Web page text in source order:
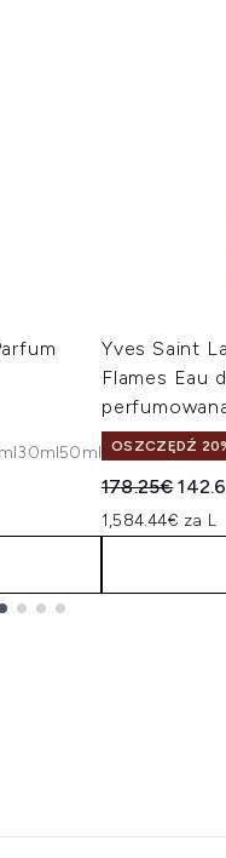
30ml50ml
Yves Saint
Flames Eau
OSZCZĘDŹ
Sugerowana
178.25€
1,584.44€ za L